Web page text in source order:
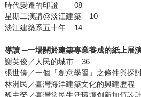
時代變遷的印證 08
星期二演講@淡江建築 10
淡江建築系五十年 14
導讀 ─一場關於建築專業養成的紙上
謝英俊／人民的城市 36
張世儫／一個「創意學習」之條件與
林洲民／臺灣海洋建築文化的興建歷
魏主榮／臺灣常民生活環境創新加值